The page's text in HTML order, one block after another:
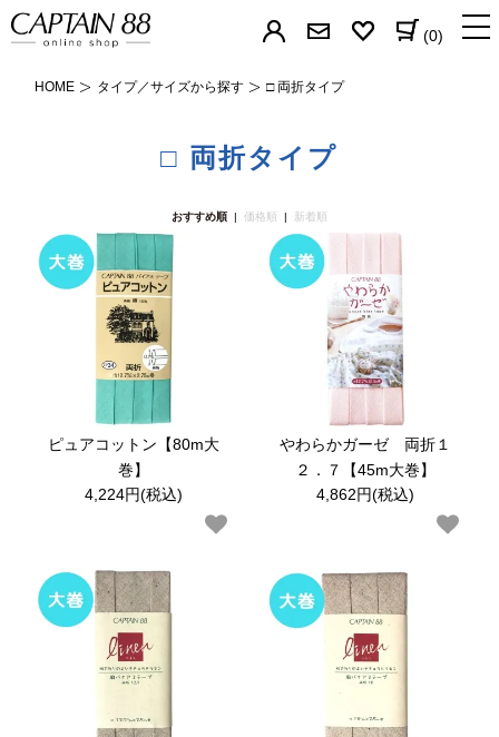
(0)
HOME タイプ／サイズから探す □ 両折タイプ
簡単補修シリーズ
すそあげテープ
カーテン用テープ
なまえテープ
ゼッケン
帽子用テープ
アイロン両面接着
伸び止めテープ
□ 両折タイプ
おすすめ順| 価格順 | 新着順
ピュアコットン【80m大
巻】
4,224円(税込)
やわらかガーゼ 両折１
２．７【45m大巻】
4,862円(税込)